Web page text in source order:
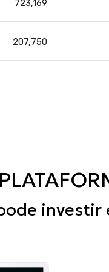
723,169
207,750
investir